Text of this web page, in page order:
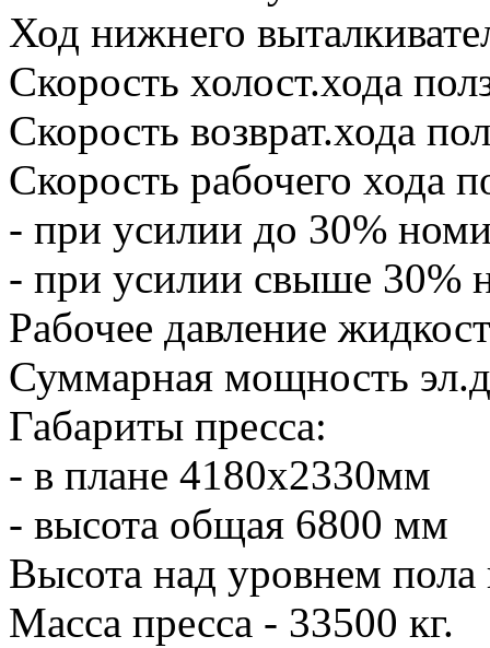
Ход нижнего
Скорость холост.хода
Скорость возврат.хода
Скорость рабочего хода
- при усилии до 30%
- при усилии свыше 30%
Рабочее давление
Суммарная мощность
Габариты пресса:
- в плане 4180х2330мм
- высота общая 6800 мм
Высота над уровнем
Масса пресса - 33500 кг.